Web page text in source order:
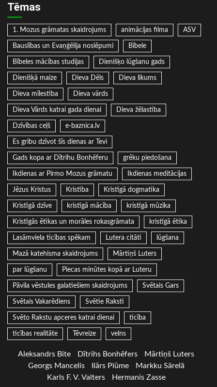
Tēmas
1. Mozus grāmatas skaidrojums animācijas filma ASV
Bauslības un Evaņģēlija noslēpumi Bībele
Bībeles mācības studijas Dienišķo lūgšanu gads
Dienišķā maize Dieva Dēls Dieva likums
Dieva mīlestība Dieva vārds
Dieva Vārds katrai gada dienai Dieva žēlastība
Dzīvības ceļš e-baznica.lv
Es gribu dzīvot šīs dienas ar Tevi
Gads kopa ar Dītrihu Bonhēferu grēku piedošana
Ikdienas ar Pirmo Mozus grāmatu Ikdienas meditācijas
Jēzus Kristus Kristība Kristīgā dogmatika
Kristīgā dzīve kristīgā mācība kristīgā mūzika
Kristīgās ētikas un morāles rokasgrāmata kristīgā ētika
Lasāmviela ticības spēkam Lutera citāti lūgšana
Mazā katehisma skaidrojums Mārtiņš Luters
par lūgšanu Piecas minūtes kopā ar Luteru
Pāvila vēstules galatiešiem skaidrojums Svētais Gars
Svētais Vakarēdiens Svētie Raksti
Svēto Rakstu apceres katrai dienai ticība
ticības realitāte Tēvreize velns
Aleksandrs Bite Dītrihs Bonhēfers
Mārtiņš Luters
Georgs Mancelis
Ilārs Plūme
Markku Särelä
Karls F. V. Valters
Hermanis Zasse